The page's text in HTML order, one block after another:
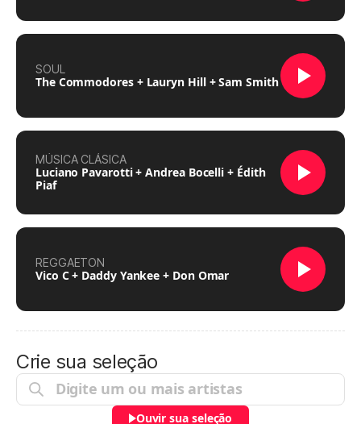
SOUL
The Commodores + Lauryn Hill + Sam Smith
MÚSICA CLÁSICA
Luciano Pavarotti + Andrea Bocelli + Édith
Piaf
REGGAETON
Vico C + Daddy Yankee + Don Omar
Crie sua seleção
Ouvir sua seleção